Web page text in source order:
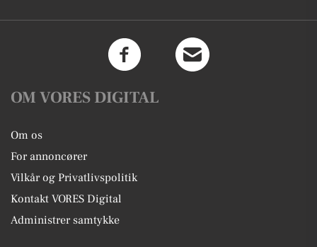
OM VORES DIGITAL
Om os
For annoncører
Vilkår og Privatlivspolitik
Kontakt VORES Digital
Administrer samtykke